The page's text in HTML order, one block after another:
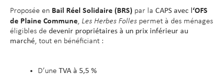
Proposée en Bail Réel Solidaire (BRS) par la CAPS avec l ‘OFS
de Plaine Commune, Les Herbes Folles permet à des ménages
éligibles de devenir propriétaires à un prix inférieur au
marché, tout en bénéficiant :
D’une TVA à 5,5 %